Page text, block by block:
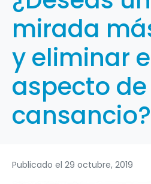
mirada
y eliminar
aspecto de
cansancio?
Publicado el 29 octubre, 2019